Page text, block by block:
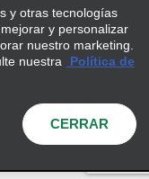
derechos
y otras tecnologías
y personalizar
nuestro marketing.
nuestra
Política de
CERRAR